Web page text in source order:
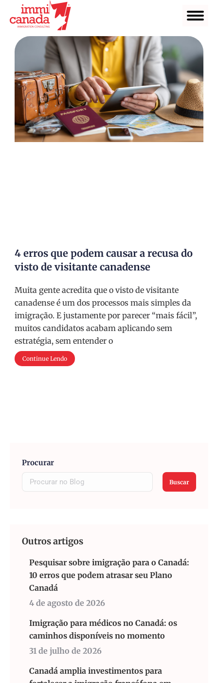
4 erros que podem causar a recusa do
visto de visitante canadense
Muita gente acredita que o visto de visitante
canadense é um dos processos mais simples da
imigração. E justamente por parecer “mais fácil”,
muitos candidatos acabam aplicando sem
estratégia, sem entender o
Continue Lendo
Procurar
Buscar
Outros artigos
Pesquisar sobre imigração para o Canadá:
10 erros que podem atrasar seu Plano
Canadá
4 de agosto de 2026
Imigração para médicos no Canadá: os
caminhos disponíveis no momento
31 de julho de 2026
Canadá amplia investimentos para